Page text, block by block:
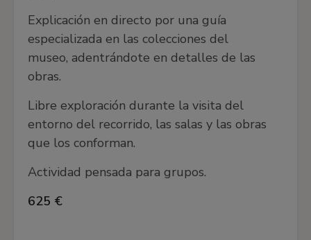
👱🏼‍♀️La imagen de la mujer
Una visión panorámica y transversal en torno a la
representación de la imagen femenina en la
pintura occidental del Renacimiento al siglo XX
para conocer y entender las diversas
transformaciones que ha sufrido la
cánones y contextos culturales de la época.
Explicación en directo por una guía
especializada en las colecciones del
museo, adentrándote en detalles de las
obras.
Libre exploración durante la visita del
entorno del recorrido, las salas y las obras
que los conforman.
Actividad pensada para grupos.
625 €